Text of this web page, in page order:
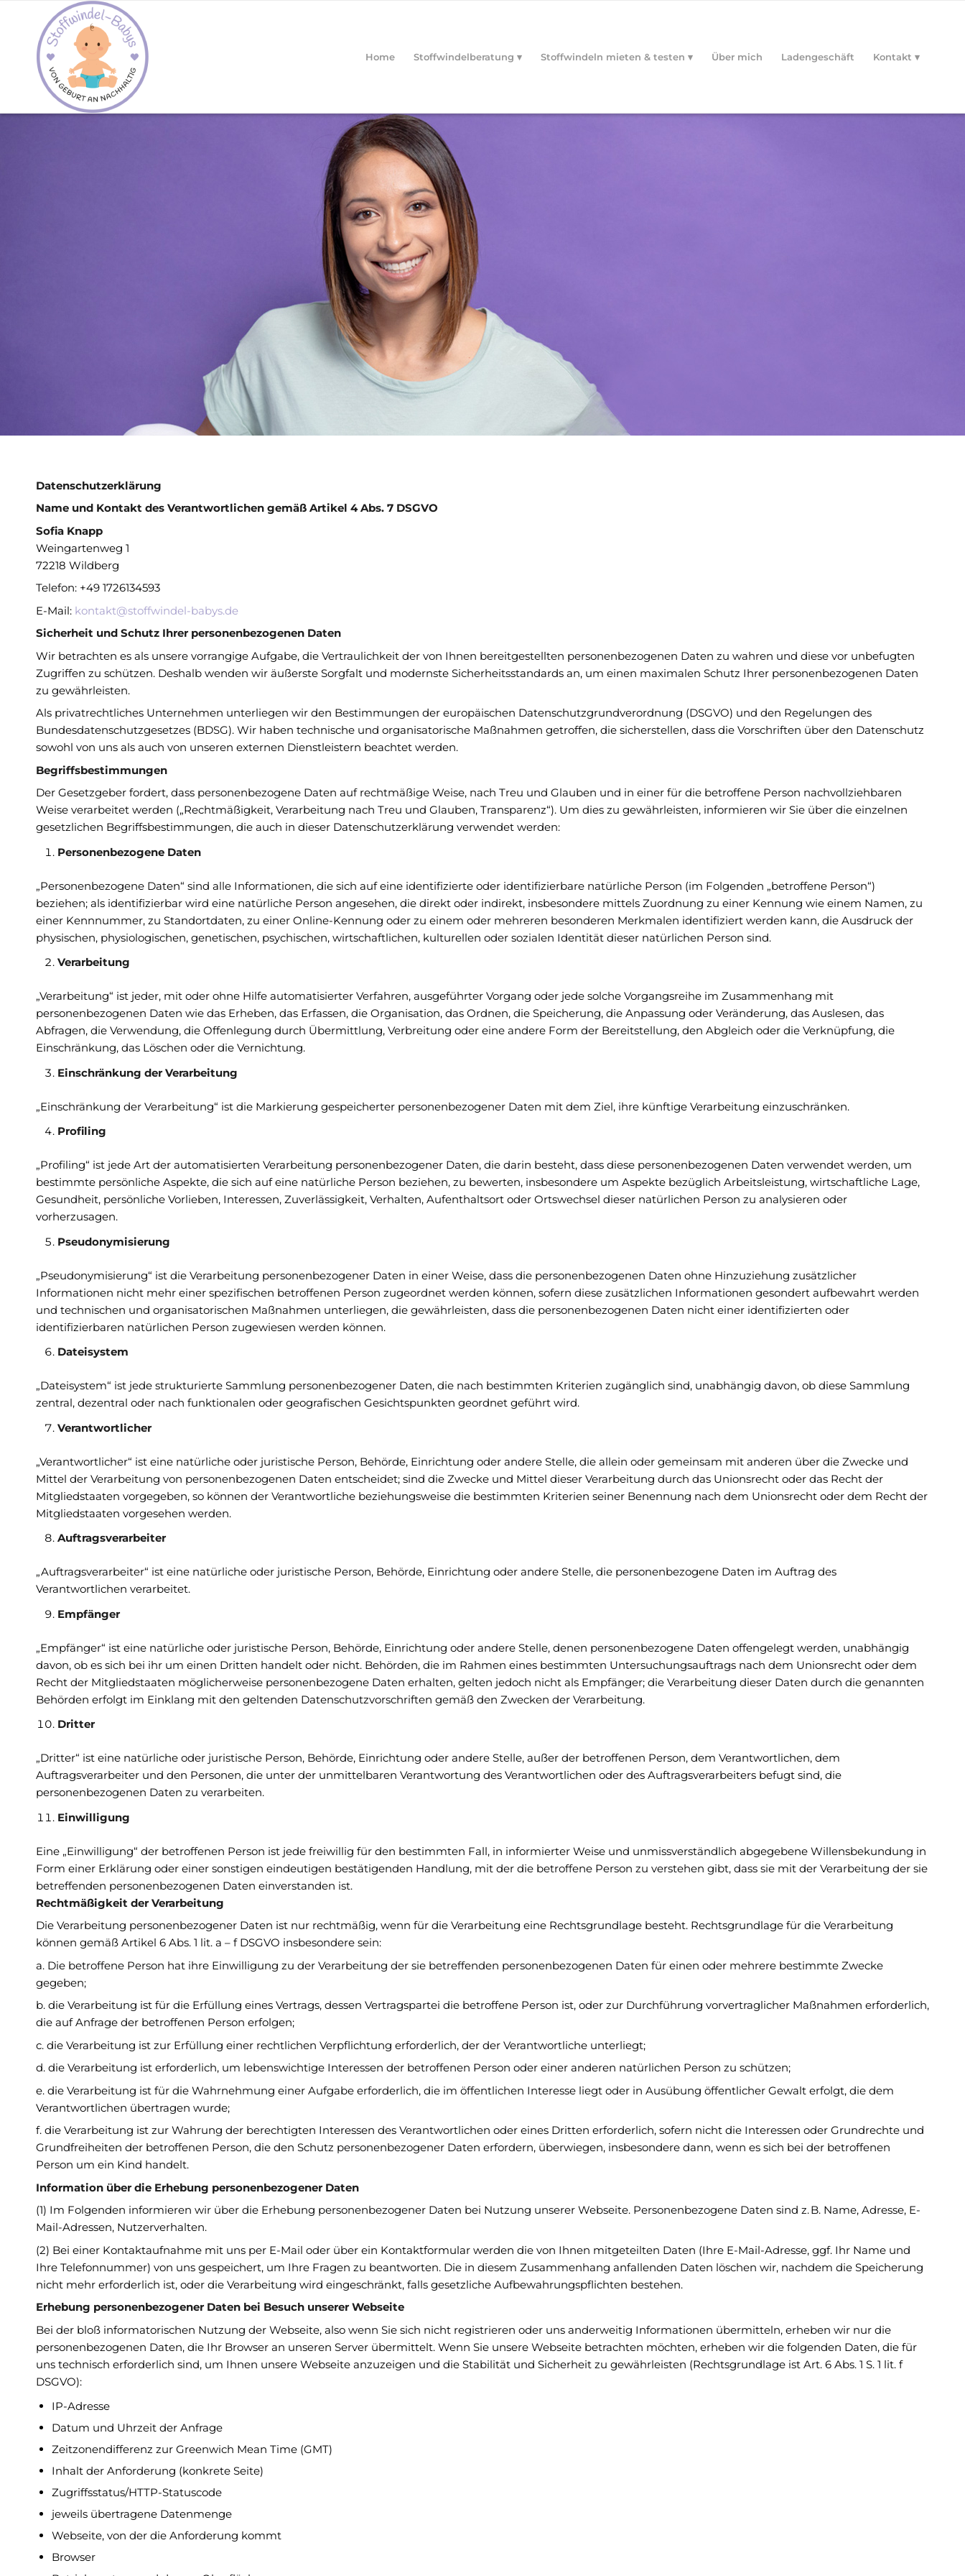
Home Stoffwindelberatung Stoffwindeln mieten & testen Über mich Ladengeschäft Kontakt
Datenschutzerklärung
Name und Kontakt des Verantwortlichen gemäß Artikel 4 Abs. 7 DSGVO
Sofia Knapp
Weingartenweg 1
72218 Wildberg
Telefon: +49 1726134593
E-Mail: kontakt@stoffwindel-babys.de
Sicherheit und Schutz Ihrer personenbezogenen Daten
Wir betrachten es als unsere vorrangige Aufgabe, die Vertraulichkeit der von Ihnen bereitgestellten personenbezogenen Daten zu wahren und diese vor unbefugten
Zugriffen zu schützen. Deshalb wenden wir äußerste Sorgfalt und modernste Sicherheitsstandards an, um einen maximalen Schutz Ihrer personenbezogenen Daten
zu gewährleisten.
Als privatrechtliches Unternehmen unterliegen wir den Bestimmungen der europäischen Datenschutzgrundverordnung (DSGVO) und den Regelungen des
Bundesdatenschutzgesetzes (BDSG). Wir haben technische und organisatorische Maßnahmen getroffen, die sicherstellen, dass die Vorschriften über den Datenschutz
sowohl von uns als auch von unseren externen Dienstleistern beachtet werden.
Begriffsbestimmungen
Der Gesetzgeber fordert, dass personenbezogene Daten auf rechtmäßige Weise, nach Treu und Glauben und in einer für die betroffene Person nachvollziehbaren
Weise verarbeitet werden („Rechtmäßigkeit, Verarbeitung nach Treu und Glauben, Transparenz“). Um dies zu gewährleisten, informieren wir Sie über die einzelnen
gesetzlichen Begriffsbestimmungen, die auch in dieser Datenschutzerklärung verwendet werden:
Personenbezogene Daten
„Personenbezogene Daten“ sind alle Informationen, die sich auf eine identifizierte oder identifizierbare natürliche Person (im Folgenden „betroffene Person“)
beziehen; als identifizierbar wird eine natürliche Person angesehen, die direkt oder indirekt, insbesondere mittels Zuordnung zu einer Kennung wie einem Namen, zu
einer Kennnummer, zu Standortdaten, zu einer Online-Kennung oder zu einem oder mehreren besonderen Merkmalen identifiziert werden kann, die Ausdruck der
physischen, physiologischen, genetischen, psychischen, wirtschaftlichen, kulturellen oder sozialen Identität dieser natürlichen Person sind.
Verarbeitung
„Verarbeitung“ ist jeder, mit oder ohne Hilfe automatisierter Verfahren, ausgeführter Vorgang oder jede solche Vorgangsreihe im Zusammenhang mit
personenbezogenen Daten wie das Erheben, das Erfassen, die Organisation, das Ordnen, die Speicherung, die Anpassung oder Veränderung, das Auslesen, das
Abfragen, die Verwendung, die Offenlegung durch Übermittlung, Verbreitung oder eine andere Form der Bereitstellung, den Abgleich oder die Verknüpfung, die
Einschränkung, das Löschen oder die Vernichtung.
Einschränkung der Verarbeitung
„Einschränkung der Verarbeitung“ ist die Markierung gespeicherter personenbezogener Daten mit dem Ziel, ihre künftige Verarbeitung einzuschränken.
Profiling
„Profiling“ ist jede Art der automatisierten Verarbeitung personenbezogener Daten, die darin besteht, dass diese personenbezogenen Daten verwendet werden, um
bestimmte persönliche Aspekte, die sich auf eine natürliche Person beziehen, zu bewerten, insbesondere um Aspekte bezüglich Arbeitsleistung, wirtschaftliche Lage,
Gesundheit, persönliche Vorlieben, Interessen, Zuverlässigkeit, Verhalten, Aufenthaltsort oder Ortswechsel dieser natürlichen Person zu analysieren oder
vorherzusagen.
Pseudonymisierung
„Pseudonymisierung“ ist die Verarbeitung personenbezogener Daten in einer Weise, dass die personenbezogenen Daten ohne Hinzuziehung zusätzlicher
Informationen nicht mehr einer spezifischen betroffenen Person zugeordnet werden können, sofern diese zusätzlichen Informationen gesondert aufbewahrt werden
und technischen und organisatorischen Maßnahmen unterliegen, die gewährleisten, dass die personenbezogenen Daten nicht einer identifizierten oder
identifizierbaren natürlichen Person zugewiesen werden können.
Dateisystem
„Dateisystem“ ist jede strukturierte Sammlung personenbezogener Daten, die nach bestimmten Kriterien zugänglich sind, unabhängig davon, ob diese Sammlung
zentral, dezentral oder nach funktionalen oder geografischen Gesichtspunkten geordnet geführt wird.
Verantwortlicher
„Verantwortlicher“ ist eine natürliche oder juristische Person, Behörde, Einrichtung oder andere Stelle, die allein oder gemeinsam mit anderen über die Zwecke und
Mittel der Verarbeitung von personenbezogenen Daten entscheidet; sind die Zwecke und Mittel dieser Verarbeitung durch das Unionsrecht oder das Recht der
Mitgliedstaaten vorgegeben, so können der Verantwortliche beziehungsweise die bestimmten Kriterien seiner Benennung nach dem Unionsrecht oder dem Recht der
Mitgliedstaaten vorgesehen werden.
Auftragsverarbeiter
„Auftragsverarbeiter“ ist eine natürliche oder juristische Person, Behörde, Einrichtung oder andere Stelle, die personenbezogene Daten im Auftrag des
Verantwortlichen verarbeitet.
Empfänger
„Empfänger“ ist eine natürliche oder juristische Person, Behörde, Einrichtung oder andere Stelle, denen personenbezogene Daten offengelegt werden, unabhängig
davon, ob es sich bei ihr um einen Dritten handelt oder nicht. Behörden, die im Rahmen eines bestimmten Untersuchungsauftrags nach dem Unionsrecht oder dem
Recht der Mitgliedstaaten möglicherweise personenbezogene Daten erhalten, gelten jedoch nicht als Empfänger; die Verarbeitung dieser Daten durch die genannten
Behörden erfolgt im Einklang mit den geltenden Datenschutzvorschriften gemäß den Zwecken der Verarbeitung.
Dritter
„Dritter“ ist eine natürliche oder juristische Person, Behörde, Einrichtung oder andere Stelle, außer der betroffenen Person, dem Verantwortlichen, dem
Auftragsverarbeiter und den Personen, die unter der unmittelbaren Verantwortung des Verantwortlichen oder des Auftragsverarbeiters befugt sind, die
personenbezogenen Daten zu verarbeiten.
Einwilligung
Eine „Einwilligung“ der betroffenen Person ist jede freiwillig für den bestimmten Fall, in informierter Weise und unmissverständlich abgegebene Willensbekundung in
Form einer Erklärung oder einer sonstigen eindeutigen bestätigenden Handlung, mit der die betroffene Person zu verstehen gibt, dass sie mit der Verarbeitung der sie
betreffenden personenbezogenen Daten einverstanden ist.
Rechtmäßigkeit der Verarbeitung
Die Verarbeitung personenbezogener Daten ist nur rechtmäßig, wenn für die Verarbeitung eine Rechtsgrundlage besteht. Rechtsgrundlage für die Verarbeitung
können gemäß Artikel 6 Abs. 1 lit. a – f DSGVO insbesondere sein:
a. Die betroffene Person hat ihre Einwilligung zu der Verarbeitung der sie betreffenden personenbezogenen Daten für einen oder mehrere bestimmte Zwecke
gegeben;
b. die Verarbeitung ist für die Erfüllung eines Vertrags, dessen Vertragspartei die betroffene Person ist, oder zur Durchführung vorvertraglicher Maßnahmen erforderlich,
die auf Anfrage der betroffenen Person erfolgen;
c. die Verarbeitung ist zur Erfüllung einer rechtlichen Verpflichtung erforderlich, der der Verantwortliche unterliegt;
d. die Verarbeitung ist erforderlich, um lebenswichtige Interessen der betroffenen Person oder einer anderen natürlichen Person zu schützen;
e. die Verarbeitung ist für die Wahrnehmung einer Aufgabe erforderlich, die im öffentlichen Interesse liegt oder in Ausübung öffentlicher Gewalt erfolgt, die dem
Verantwortlichen übertragen wurde;
f. die Verarbeitung ist zur Wahrung der berechtigten Interessen des Verantwortlichen oder eines Dritten erforderlich, sofern nicht die Interessen oder Grundrechte und
Grundfreiheiten der betroffenen Person, die den Schutz personenbezogener Daten erfordern, überwiegen, insbesondere dann, wenn es sich bei der betroffenen
Person um ein Kind handelt.
Information über die Erhebung personenbezogener Daten
(1) Im Folgenden informieren wir über die Erhebung personenbezogener Daten bei Nutzung unserer Webseite. Personenbezogene Daten sind z. B. Name, Adresse, E-
Mail-Adressen, Nutzerverhalten.
(2) Bei einer Kontaktaufnahme mit uns per E-Mail oder über ein Kontaktformular werden die von Ihnen mitgeteilten Daten (Ihre E-Mail-Adresse, ggf. Ihr Name und
Ihre Telefonnummer) von uns gespeichert, um Ihre Fragen zu beantworten. Die in diesem Zusammenhang anfallenden Daten löschen wir, nachdem die Speicherung
nicht mehr erforderlich ist, oder die Verarbeitung wird eingeschränkt, falls gesetzliche Aufbewahrungspflichten bestehen.
Erhebung personenbezogener Daten bei Besuch unserer Webseite
Bei der bloß informatorischen Nutzung der Webseite, also wenn Sie sich nicht registrieren oder uns anderweitig Informationen übermitteln, erheben wir nur die
personenbezogenen Daten, die Ihr Browser an unseren Server übermittelt. Wenn Sie unsere Webseite betrachten möchten, erheben wir die folgenden Daten, die für
uns technisch erforderlich sind, um Ihnen unsere Webseite anzuzeigen und die Stabilität und Sicherheit zu gewährleisten (Rechtsgrundlage ist Art. 6 Abs. 1 S. 1 lit. f
DSGVO):
IP-Adresse
Datum und Uhrzeit der Anfrage
Zeitzonendifferenz zur Greenwich Mean Time (GMT)
Inhalt der Anforderung (konkrete Seite)
Zugriffsstatus/HTTP-Statuscode
jeweils übertragene Datenmenge
Webseite, von der die Anforderung kommt
Browser